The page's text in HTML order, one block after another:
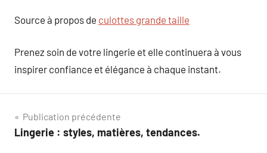
Source à propos de culottes grande taille
Prenez soin de votre lingerie et elle continuera à vous
inspirer confiance et élégance à chaque instant.
Navigation
de
Publication précédente
Lingerie : styles, matières, tendances.